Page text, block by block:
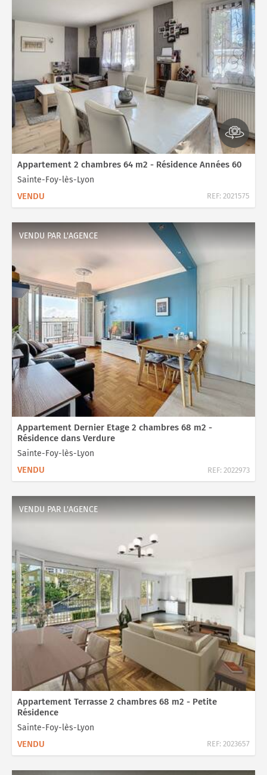
Appartement 2 chambres 64 m2 - Résidence Années 60
Sainte-Foy-lès-Lyon
VENDU REF: 2021575
VENDU PAR L'AGENCE
Appartement Dernier Etage 2 chambres 68 m2 -
Résidence dans Verdure
Sainte-Foy-lès-Lyon
VENDU REF: 2022973
VENDU PAR L'AGENCE
Appartement Terrasse 2 chambres 68 m2 - Petite
Résidence
Sainte-Foy-lès-Lyon
VENDU REF: 2023657